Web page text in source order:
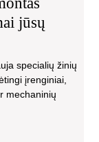
jūsų
specialių žinių
įrenginiai,
mechaninių